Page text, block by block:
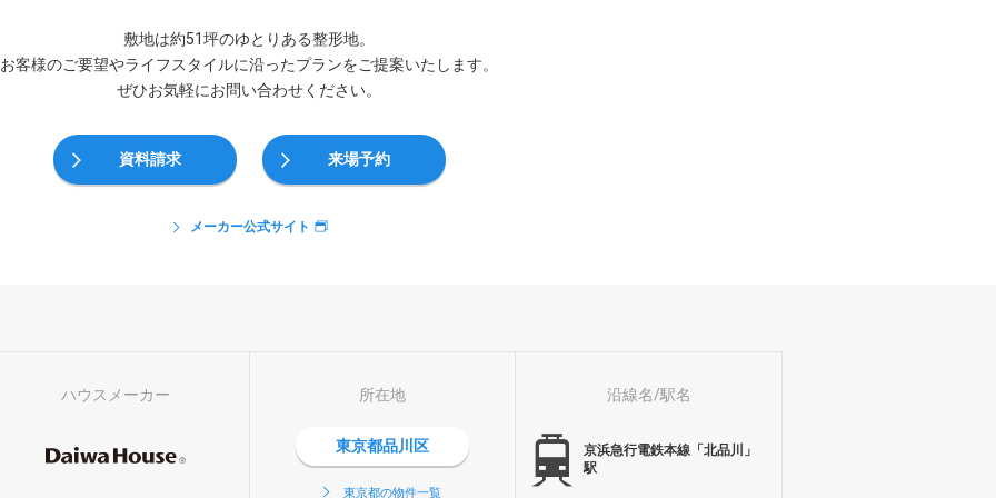
敷地は約51坪のゆとりある整形地。
お客様のご要望やライフスタイルに沿ったプランをご提案いたします。
ぜひお気軽にお問い合わせください。
資料請求 来場予約
メーカー公式サイト
ハウスメーカー 所在地
東京都品川区
東京都の物件一覧
沿線名/駅名
京浜急行電鉄本線「北品川」
駅